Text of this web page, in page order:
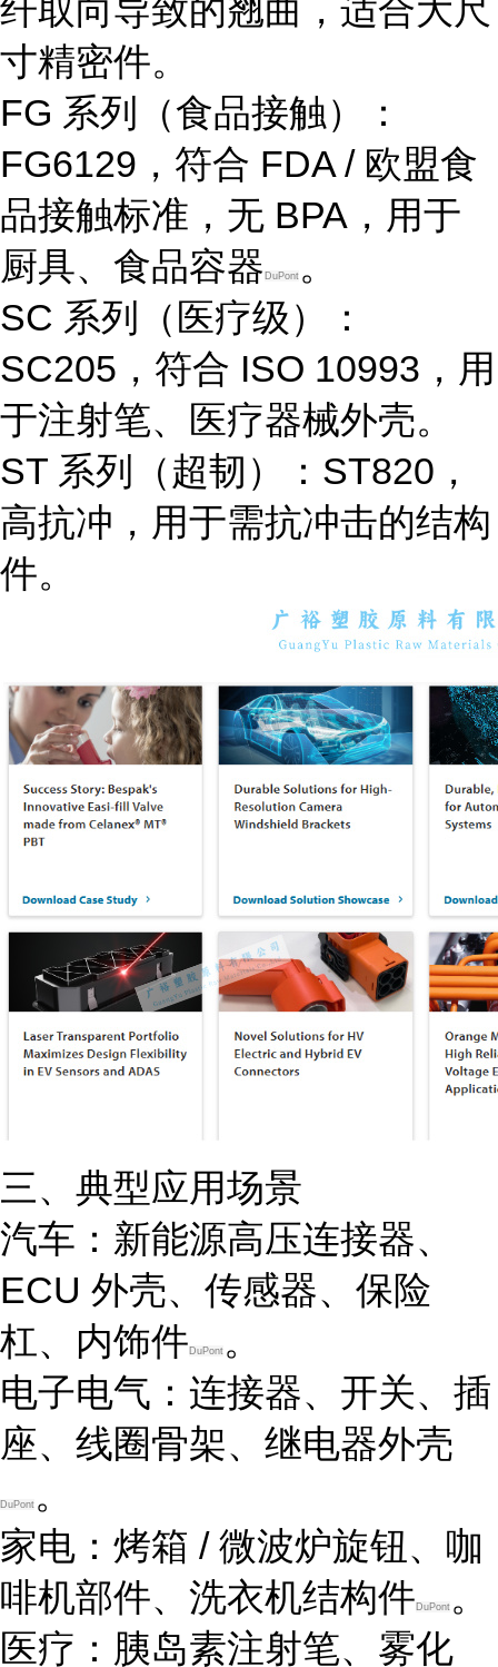
纤取向导致的翘曲，适合大尺
寸精密件。
FG 系列（食品接触）
：
FG6129，符合 FDA / 欧盟食
品接触标准，无 BPA，用于
厨具、食品容器 DuPont 。
SC 系列（医疗级）
：
SC205，符合 ISO 10993，用
于注射笔、医疗器械外壳。
ST 系列（超韧）
：ST820，
高抗冲，用于需抗冲击的结构
件。
三、典型应用场景
汽车 ：新能源高压连接器、
ECU 外壳、传感器、保险
杠、内饰件 DuPont 。
电子电气 ：连接器、开关、插
座、线圈骨架、继电器外壳
DuPont 。
家电 ：烤箱 / 微波炉旋钮、咖
啡机部件、洗衣机结构件 DuPont 。
医疗 ：胰岛素注射笔、雾化